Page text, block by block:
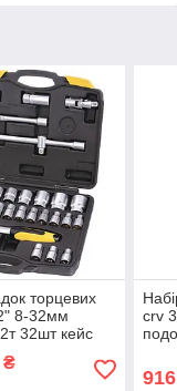
торцевих
8-32мм
32шт кейс
crv